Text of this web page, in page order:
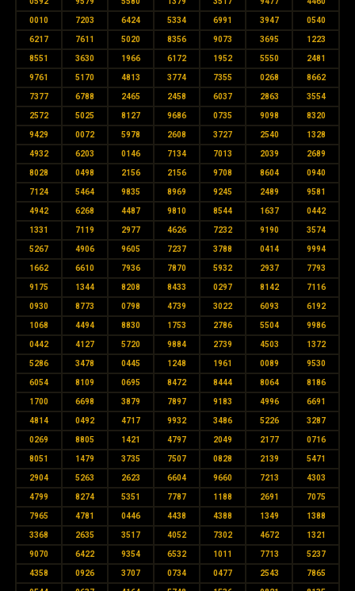
0010 7203 6424 5334 6991 3947 0540
6217 7611 5020 8356 9073 3695 1223
8551 3630 1966 6172 1952 5550 2481
9761 5170 4813 3774 7355 0268 8662
7377 6788 2465 2458 6037 2863 3554
2572 5025 8127 9686 0735 9098 8320
9429 0072 5978 2608 3727 2540 1328
4932 6203 0146 7134 7013 2039 2689
8028 0498 2156 2156 9708 8604 0940
7124 5464 9835 8969 9245 2489 9581
4942 6268 4487 9810 8544 1637 0442
1331 7119 2977 4626 7232 9190 3574
5267 4906 9605 7237 3788 0414 9994
1662 6610 7936 7870 5932 2937 7793
9175 1344 8208 8433 0297 8142 7116
0930 8773 0798 4739 3022 6093 6192
1068 4494 8830 1753 2786 5504 9986
0442 4127 5720 9884 2739 4503 1372
5286 3478 0445 1248 1961 0089 9530
6054 8109 0695 8472 8444 8064 8186
1700 6698 3879 7897 9183 4996 6691
4814 0492 4717 9932 3486 5226 3287
0269 8805 1421 4797 2049 2177 0716
8051 1479 3735 7507 0828 2139 5471
2904 5263 2623 6604 9660 7213 4303
4799 8274 5351 7787 1188 2691 7075
7965 4781 0446 4438 4388 1349 1388
3368 2635 3517 4052 7302 4672 1321
9070 6422 9354 6532 1011 7713 5237
4358 0926 3707 0734 0477 2543 7865